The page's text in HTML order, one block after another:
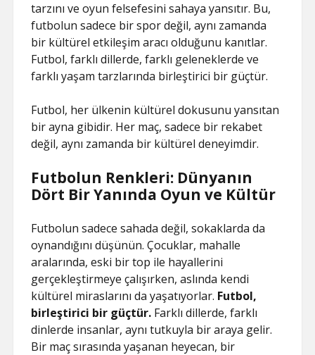
tarzını ve oyun felsefesini sahaya yansıtır. Bu,
futbolun sadece bir spor değil, aynı zamanda
bir kültürel etkileşim aracı olduğunu kanıtlar.
Futbol, farklı dillerde, farklı geleneklerde ve
farklı yaşam tarzlarında birleştirici bir güçtür.
Futbol, her ülkenin kültürel dokusunu yansıtan
bir ayna gibidir. Her maç, sadece bir rekabet
değil, aynı zamanda bir kültürel deneyimdir.
Futbolun Renkleri: Dünyanın
Dört Bir Yanında Oyun ve Kültür
Futbolun sadece sahada değil, sokaklarda da
oynandığını düşünün. Çocuklar, mahalle
aralarında, eski bir top ile hayallerini
gerçekleştirmeye çalışırken, aslında kendi
kültürel miraslarını da yaşatıyorlar. Futbol,
birleştirici bir güçtür. Farklı dillerde, farklı
dinlerde insanlar, aynı tutkuyla bir araya gelir.
Bir maç sırasında yaşanan heyecan, bir